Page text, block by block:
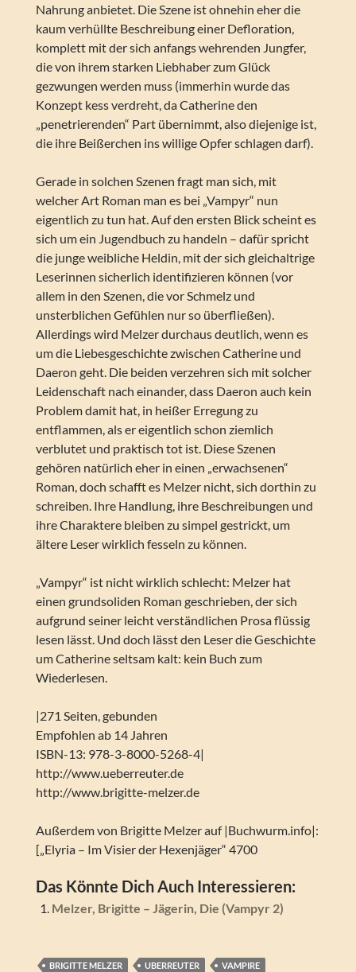
Nahrung anbietet. Die Szene ist ohnehin eher die
kaum verhüllte Beschreibung einer Defloration,
komplett mit der sich anfangs wehrenden Jungfer,
die von ihrem starken Liebhaber zum Glück
gezwungen werden muss (immerhin wurde das
Konzept kess verdreht, da Catherine den
„penetrierenden“ Part übernimmt, also diejenige ist,
die ihre Beißerchen ins willige Opfer schlagen darf).
Gerade in solchen Szenen fragt man sich, mit
welcher Art Roman man es bei „Vampyr“ nun
eigentlich zu tun hat. Auf den ersten Blick scheint es
sich um ein Jugendbuch zu handeln – dafür spricht
die junge weibliche Heldin, mit der sich gleichaltrige
Leserinnen sicherlich identifizieren können (vor
allem in den Szenen, die vor Schmelz und
unsterblichen Gefühlen nur so überfließen).
Allerdings wird Melzer durchaus deutlich, wenn es
um die Liebesgeschichte zwischen Catherine und
Daeron geht. Die beiden verzehren sich mit solcher
Leidenschaft nach einander, dass Daeron auch kein
Problem damit hat, in heißer Erregung zu
entflammen, als er eigentlich schon ziemlich
verblutet und praktisch tot ist. Diese Szenen
gehören natürlich eher in einen „erwachsenen“
Roman, doch schafft es Melzer nicht, sich dorthin zu
schreiben. Ihre Handlung, ihre Beschreibungen und
ihre Charaktere bleiben zu simpel gestrickt, um
ältere Leser wirklich fesseln zu können.
„Vampyr“ ist nicht wirklich schlecht: Melzer hat
einen grundsoliden Roman geschrieben, der sich
aufgrund seiner leicht verständlichen Prosa flüssig
lesen lässt. Und doch lässt den Leser die Geschichte
um Catherine seltsam kalt: kein Buch zum
Wiederlesen.
|271 Seiten, gebunden
Empfohlen ab 14 Jahren
ISBN-13: 978-3-8000-5268-4|
http://www.ueberreuter.de
http://www.brigitte-melzer.de
Außerdem von Brigitte Melzer auf |Buchwurm.info|:
[„Elyria – Im Visier der Hexenjäger“ 4700
Das Könnte Dich Auch Interessieren:
Melzer, Brigitte – Jägerin, Die (Vampyr 2)
BRIGITTE MELZER UBERREUTER
VAMPIRE